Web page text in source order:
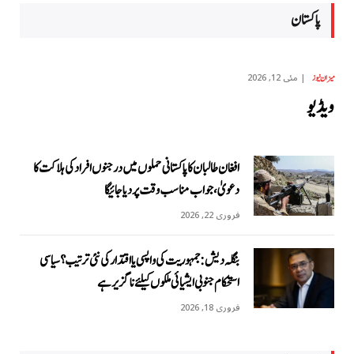
پاکستان
میزان نیوز مئی 12, 2026
ویڈیو
افغان طالبان کا پاکستانی حملوں میں درجنوں افراد کی ہلاکت کا
دعویٰ، جواب مناسب وقت پر دیا جائیگا
فروری 22, 2026
بنگلہ دیش: جمہوریت کی واپسی یا اقتدار کی نئی ترتیب؟ سیاسی
استحکام جنوبی ایشیائی ملکوں کیلئے ناگزیر ہے
فروری 18, 2026